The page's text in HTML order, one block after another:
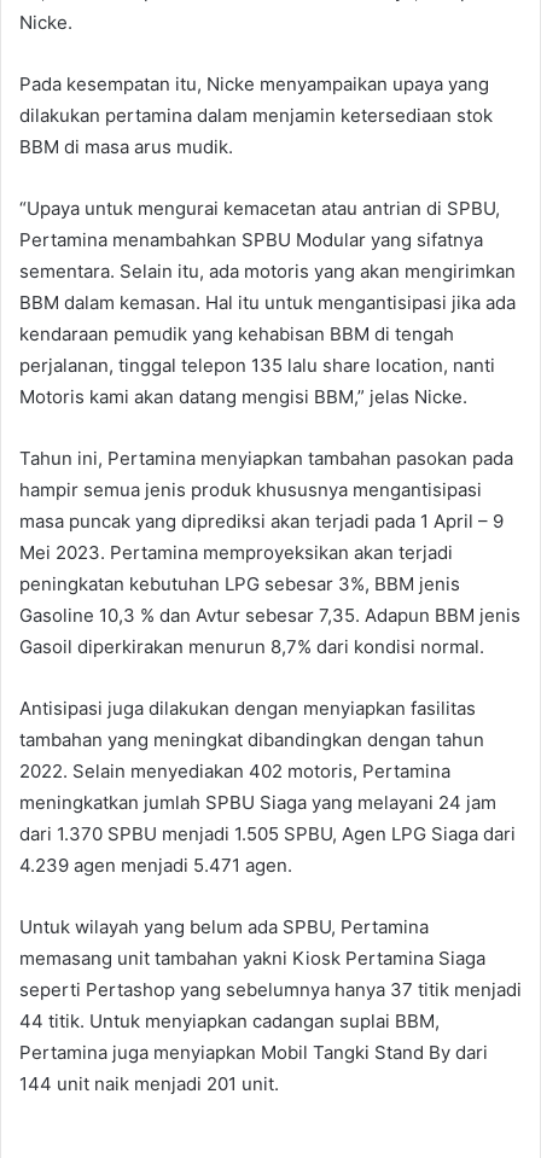
Nicke.
Pada kesempatan itu, Nicke menyampaikan upaya yang
dilakukan pertamina dalam menjamin ketersediaan stok
BBM di masa arus mudik.
“Upaya untuk mengurai kemacetan atau antrian di SPBU,
Pertamina menambahkan SPBU Modular yang sifatnya
sementara. Selain itu, ada motoris yang akan mengirimkan
BBM dalam kemasan. Hal itu untuk mengantisipasi jika ada
kendaraan pemudik yang kehabisan BBM di tengah
perjalanan, tinggal telepon 135 lalu share location, nanti
Motoris kami akan datang mengisi BBM,” jelas Nicke.
Tahun ini, Pertamina menyiapkan tambahan pasokan pada
hampir semua jenis produk khususnya mengantisipasi
masa puncak yang diprediksi akan terjadi pada 1 April – 9
Mei 2023. Pertamina memproyeksikan akan terjadi
peningkatan kebutuhan LPG sebesar 3%, BBM jenis
Gasoline 10,3 % dan Avtur sebesar 7,35. Adapun BBM jenis
Gasoil diperkirakan menurun 8,7% dari kondisi normal.
Antisipasi juga dilakukan dengan menyiapkan fasilitas
tambahan yang meningkat dibandingkan dengan tahun
2022. Selain menyediakan 402 motoris, Pertamina
meningkatkan jumlah SPBU Siaga yang melayani 24 jam
dari 1.370 SPBU menjadi 1.505 SPBU, Agen LPG Siaga dari
4.239 agen menjadi 5.471 agen.
Untuk wilayah yang belum ada SPBU, Pertamina
memasang unit tambahan yakni Kiosk Pertamina Siaga
seperti Pertashop yang sebelumnya hanya 37 titik menjadi
44 titik. Untuk menyiapkan cadangan suplai BBM,
Pertamina juga menyiapkan Mobil Tangki Stand By dari
144 unit naik menjadi 201 unit.